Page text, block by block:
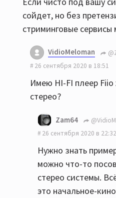
сойдет, но без
стриминговые
VidioMeloman
26 сентября 2020 в 18:51
Имею HI-FI плеер Fiio
стерео?
Zam64
26 сентября 2020 в 22:32
Нужно знать
можно что-то
стерео системы.
это начальное-